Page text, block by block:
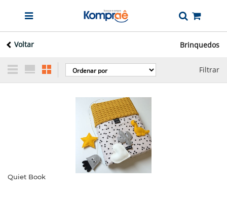
Voltar Brinquedos
Filtrar
Quiet Book